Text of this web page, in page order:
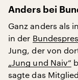
Anders bei
Ganz anders als
in der
Jung, der von
„Jung und Naiv“
sagte das